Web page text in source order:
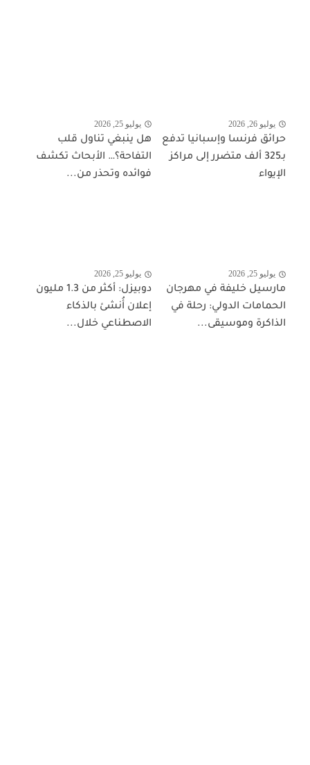
يوليو 26, 2026
حرائق فرنسا وإسبانيا تدفع
بـ325 ألف متضرر إلى مراكز
الإيواء
يوليو 25, 2026
هل ينبغي تناول قلب
التفاحة؟… الأبحاث تكشف
فوائده وتحذر من...
يوليو 25, 2026
مارسيل خليفة في مهرجان
الحمامات الدولي: رحلة في
الذاكرة وموسيقى...
يوليو 25, 2026
دوبيزل: أكثر من 1.3 مليون
إعلان أُنشئ بالذكاء
الاصطناعي خلال...